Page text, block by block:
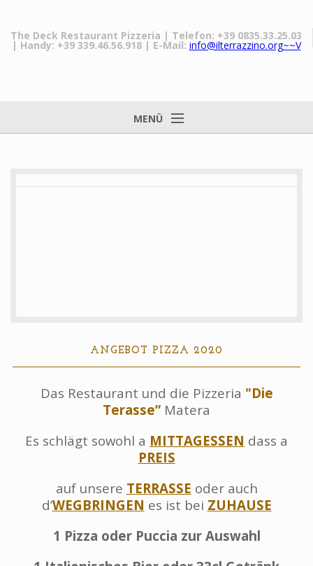
The Deck Restaurant Pizzeria | Telefon: +39 0835.33.25.03
| Handy: +39 339.46.56.918 | E-Mail: info@ilterrazzino.org~~V
MENÜ
ANGEBOT PIZZA 2020
Das Restaurant und die Pizzeria "Die
Terasse” Matera
Es schlägt sowohl a MITTAGESSEN dass a
PREIS
auf unsere TERRASSE oder auch
d’WEGBRINGEN es ist bei ZUHAUSE
1 Pizza oder Puccia zur Auswahl